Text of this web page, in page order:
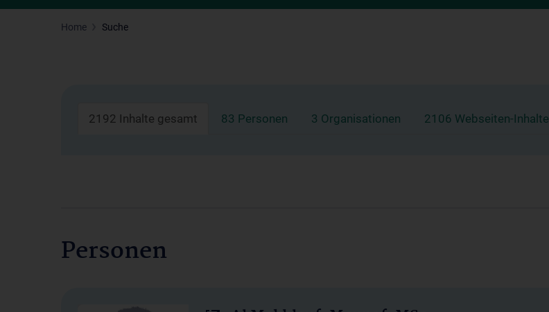
Home Suche
2192 Inhalte gesamt 83 Personen 3 Organisationen 2106 Webseiten-Inhalte
Personen